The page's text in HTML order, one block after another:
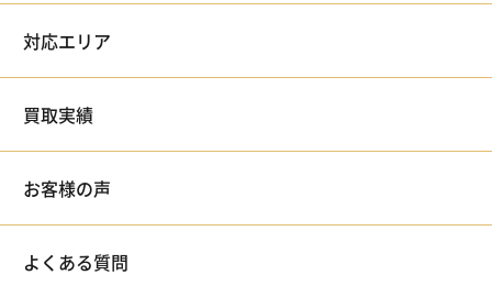
対応エリア
買取実績
お客様の声
よくある質問